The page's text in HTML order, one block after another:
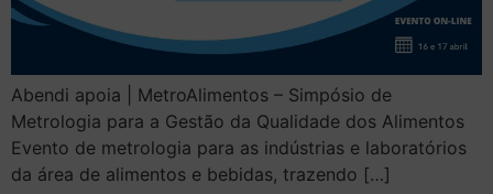
Abendi apoia | MetroAlimentos – Simpósio de
Metrologia para a Gestão da Qualidade dos Alimentos
Evento de metrologia para as indústrias e laboratórios
da área de alimentos e bebidas, trazendo […]